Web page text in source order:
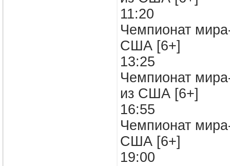
11:20
Чемпионат
США [6+]
13:25
Чемпионат
из США [6+]
16:55
Чемпионат
США [6+]
19:00